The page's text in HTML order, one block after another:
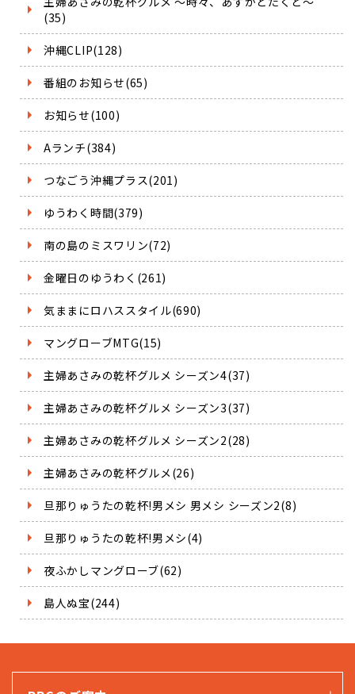
(35)
沖縄CLIP(128)
番組のお知らせ(65)
お知らせ(100)
Aランチ(384)
つなごう沖縄プラス(201)
ゆうわく時間(379)
南の島のミスワリン(72)
金曜日のゆうわく(261)
気ままにロハススタイル(690)
マングローブMTG(15)
主婦あさみの乾杯グルメ シーズン4(37)
主婦あさみの乾杯グルメ シーズン3(37)
主婦あさみの乾杯グルメ シーズン2(28)
主婦あさみの乾杯グルメ(26)
旦那りゅうたの乾杯!男メシ 男メシ シーズン2(8)
旦那りゅうたの乾杯!男メシ(4)
夜ふかしマングローブ(62)
島人ぬ宝(244)